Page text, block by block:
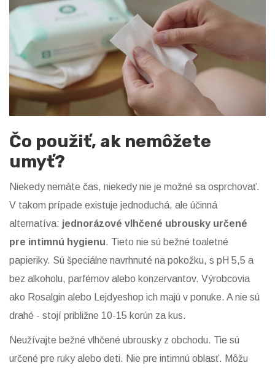
Čo použiť, ak nemôžete
umyť?
Niekedy nemáte čas, niekedy nie je možné sa osprchovať.
V takom prípade existuje jednoduchá, ale účinná
alternatíva: jednorázové vlhčené ubrousky určené
pre intimnú hygienu. Tieto nie sú bežné toaletné
papieriky. Sú špeciálne navrhnuté na pokožku, s pH 5,5 a
bez alkoholu, parfémov alebo konzervantov. Výrobcovia
ako Rosalgin alebo Lejdyeshop ich majú v ponuke. A nie sú
drahé - stojí približne 10-15 korún za kus.
Neužívajte bežné vlhčené ubrousky z obchodu. Tie sú
určené pre ruky alebo deti. Nie pre intimnú oblasť. Môžu